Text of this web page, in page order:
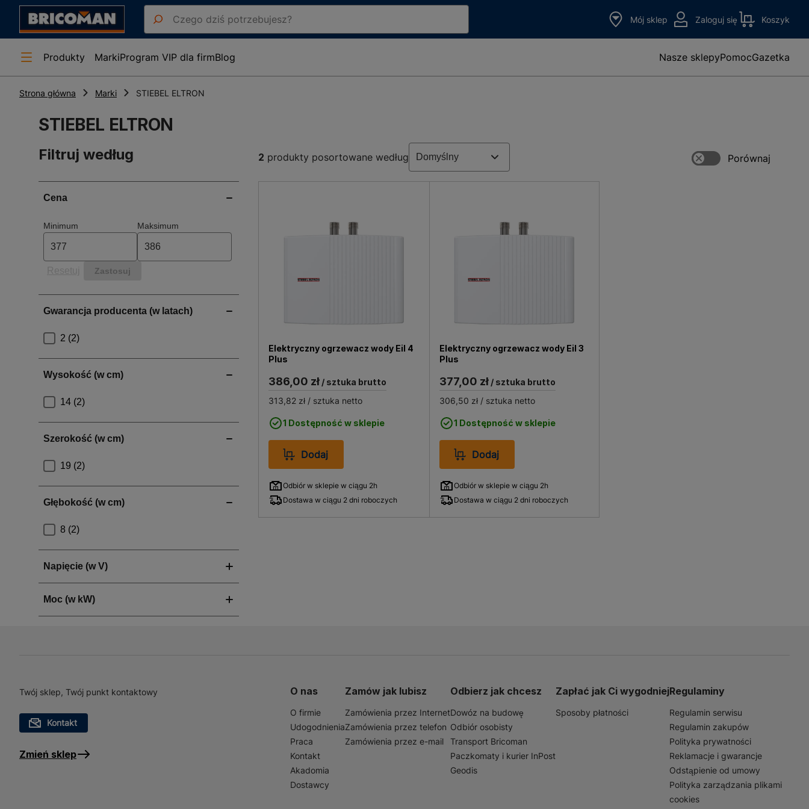
Mój sklep Zaloguj się Koszyk
Produkty MarkiProgram VIP dla firmBlog Nasze sklepyPomocGazetka
Strona główna Marki STIEBEL ELTRON
STIEBEL ELTRON
Filtruj według 2 produkty posortowane według
Elektryczny ogrzewacz wody Eil 4
Plus
386,00 zł/ sztuka brutto
313,82 zł/ sztuka netto
1 Dostępność w sklepie
Dodaj
Odbiór w sklepie w ciągu 2h
Dostawa w ciągu 2 dni roboczych
Elektryczny ogrzewacz wody Eil 3
Plus
377,00 zł/ sztuka brutto
306,50 zł/ sztuka netto
1 Dostępność w sklepie
Dodaj
Odbiór w sklepie w ciągu 2h
Dostawa w ciągu 2 dni roboczych
Twój sklep, Twój punkt kontaktowy
Kontakt
Zmień sklep
O nas
O firmie
Udogodnienia
Praca
Kontakt
Akadomia
Dostawcy
Zamów jak lubisz
Zamówienia przez Internet
Zamówienia przez telefon
Zamówienia przez e-mail
Odbierz jak chcesz
Dowóz na budowę
Odbiór osobisty
Transport Bricoman
Paczkomaty i kurier InPost
Geodis
Zapłać jak Ci wygodniej
Sposoby płatności
Regulaminy
Regulamin serwisu
Regulamin zakupów
Polityka prywatności
Reklamacje i gwarancje
Odstąpienie od umowy
Polityka zarządzania plikami
cookies